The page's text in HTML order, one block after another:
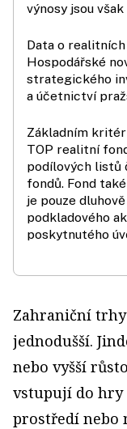
výnosy jsou
Data o
Hospodářské
strategického
a účetnictví
Základním
TOP realitní
podílových listů
fondů. Fond
je pouze
podkladového
poskytnutého
Zahraniční
jednodušší.
nebo vyšší
vstupují do hry
prostředí nebo